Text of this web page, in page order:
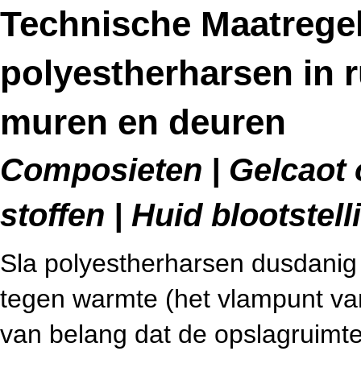
Technische
polyestherharsen in
muren en deuren
Composieten |
stoffen | Huid
Sla polyestherharsen
tegen warmte (het vlampunt
van belang dat de